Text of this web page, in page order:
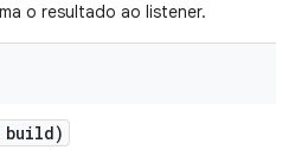
o resultado ao listener.
build)